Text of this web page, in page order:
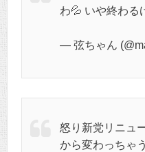
わ💦 いや終わる
— 弦ちゃん
怒り新党リニュ
から変わっちゃ